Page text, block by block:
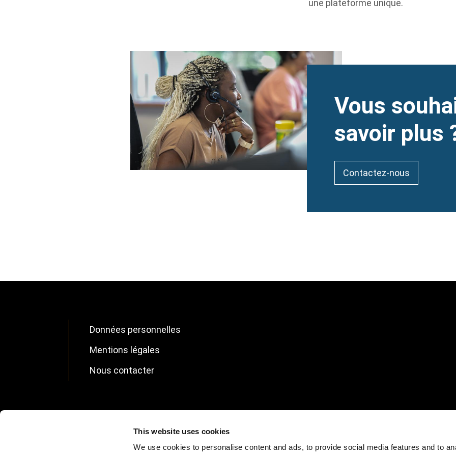
This website uses cookies
We use cookies to personalise content and ads, to provide social media features and to
une plateforme unique.
Background
Image
Heading
Vous
savoir plus
Contactez-nous
Footer
Données personnelles
Mentions légales
Nous contacter